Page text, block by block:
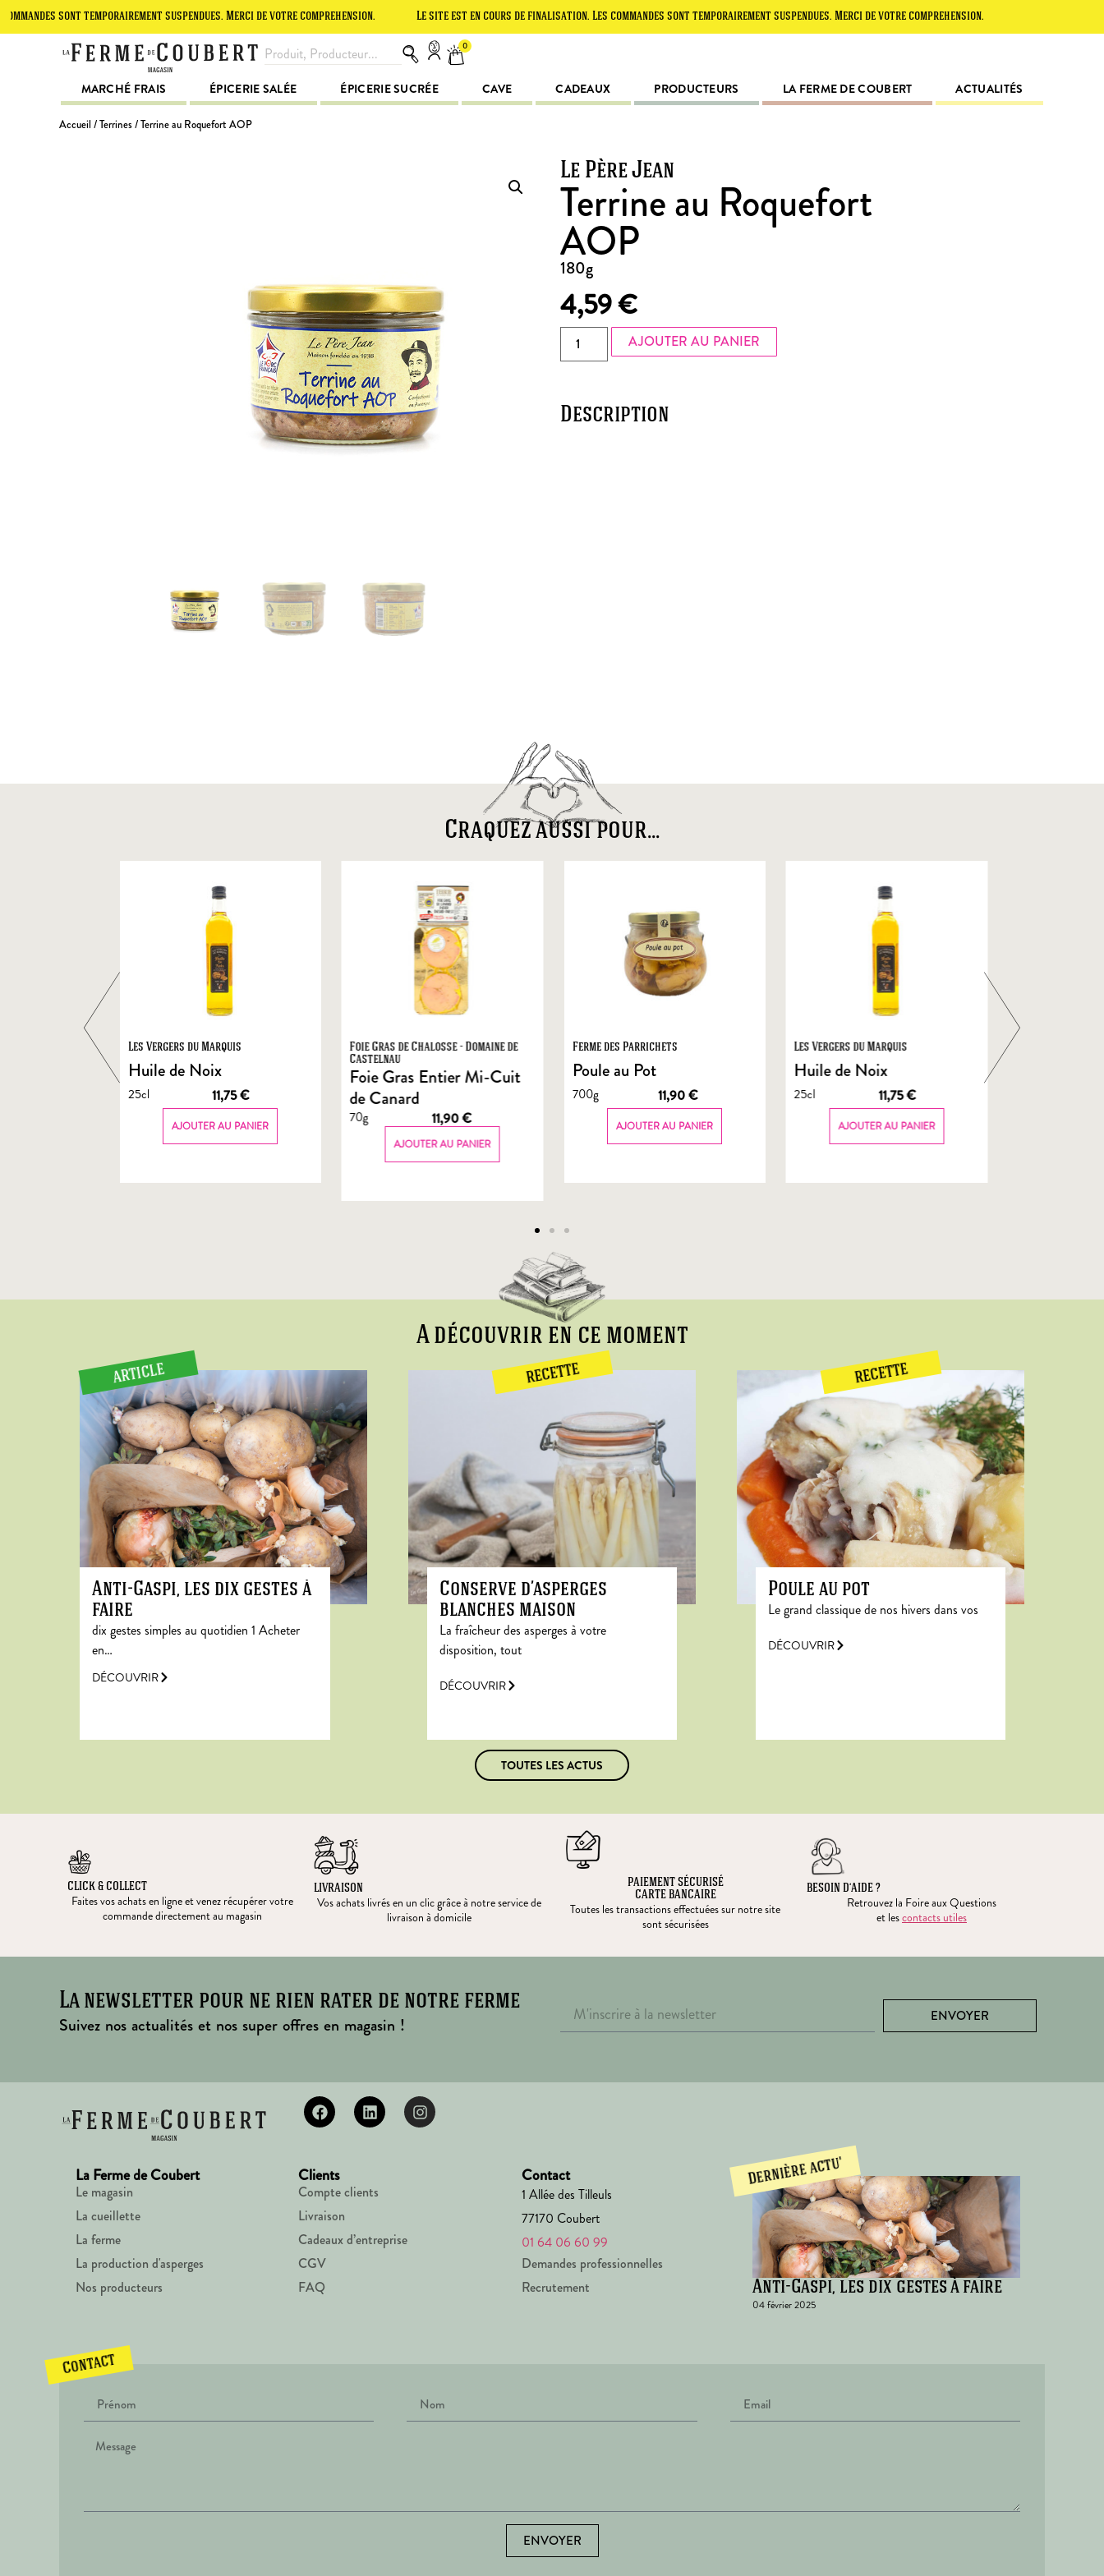
sont temporairement suspendues. Merci de votre compréhension. Le site est en cours de finalisation. Les commandes sont temporairement suspendues. Merci de votre compréhension.
0
MARCHÉ FRAIS ÉPICERIE SALÉE ÉPICERIE SUCRÉE CAVE CADEAUX PRODUCTEURS LA FERME DE COUBERT ACTUALITÉS
Accueil /Terrines/ Terrine au Roquefort AOP
Le Père Jean
Terrine au Roquefort
AOP
180g
4,59€
AJOUTER AU PANIER
Description
Craquez aussi pour...
Les Vergers du Marquis
Huile de Noix
25cl 11,75€
AJOUTER AU PANIER
Foie Gras de Chalosse - Domaine de
Castelnau
Foie Gras Entier Mi-Cuit
de Canard
70g 11,90€
AJOUTER AU PANIER
Ferme des Parrichets
Poule au Pot
700g 11,90€
AJOUTER AU PANIER
Les Vergers du Marquis
Huile de Noix
25cl 11,75€
AJOUTER AU PANIER
A découvrir en ce moment
ARTICLE
Anti-Gaspi, les dix gestes à
faire
dix gestes simples au quotidien 1 Acheter
en…
DÉCOUVRIR
RECETTE
Conserve d’asperges
blanches maison
La fraîcheur des asperges à votre
disposition, tout
DÉCOUVRIR
RECETTE
Poule au pot
Le grand classique de nos hivers dans vos
DÉCOUVRIR
TOUTES LES ACTUS
CLICK & COLLECT
Faites vos achats en ligne et venez récupérer votre
commande directement au magasin
LIVRAISON
Vos achats livrés en un clic grâce à notre service de
livraison à domicile
PAIEMENT SÉCURISÉ
CARTE BANCAIRE
Toutes les transactions effectuées sur notre site
sont sécurisées
BESOIN D’AIDE ?
Retrouvez la Foire aux Questions
et lescontacts utiles
La newsletter pour ne rien rater de notre ferme
Suivez nos actualités et nos super offres en magasin !
ENVOYER
La Ferme de Coubert
Le magasin
La cueillette
La ferme
La production d'asperges
Nos producteurs
Clients
Compte clients
Livraison
Cadeaux d’entreprise
CGV
FAQ
Contact
1 Allée des Tilleuls
77170 Coubert
01 64 06 60 99
Demandes professionnelles
Recrutement
Anti-Gaspi, les dix gestes à faire
04 février 2025
Dernière actu'
Contact
ENVOYER